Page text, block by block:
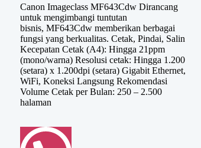
adalah:
Rp11,000,000.
ini
adalah:
Rp9,500,000.
Canon Imageclass MF643Cdw Dirancang
untuk mengimbangi tuntutan
bisnis, MF643Cdw memberikan berbagai
fungsi yang berkualitas. Cetak, Pindai, Salin
Kecepatan Cetak (A4): Hingga 21ppm
(mono/warna) Resolusi cetak: Hingga 1.200
(setara) x 1.200dpi (setara) Gigabit Ethernet,
WiFi, Koneksi Langsung Rekomendasi
Volume Cetak per Bulan: 250 – 2.500
halaman